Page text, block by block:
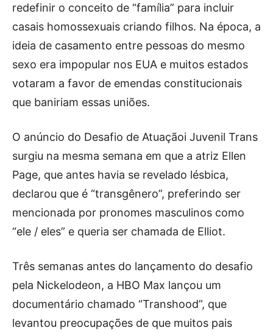
redefinir o conceito de “família” para incluir
casais homossexuais criando filhos. Na época, a
ideia de casamento entre pessoas do mesmo
sexo era impopular nos EUA e muitos estados
votaram a favor de emendas constitucionais
que baniriam essas uniões.
O anúncio do Desafio de Atuaçãoi Juvenil Trans
surgiu na mesma semana em que a atriz Ellen
Page, que antes havia se revelado lésbica,
declarou que é “transgênero”, preferindo ser
mencionada por pronomes masculinos como
“ele / eles” e queria ser chamada de Elliot.
Três semanas antes do lançamento do desafio
pela Nickelodeon, a HBO Max lançou um
documentário chamado “Transhood”, que
levantou preocupações de que muitos pais